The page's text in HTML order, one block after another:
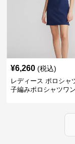
¥6,260 (税込)
レディース ポロシャ
子編みポロシャツワ